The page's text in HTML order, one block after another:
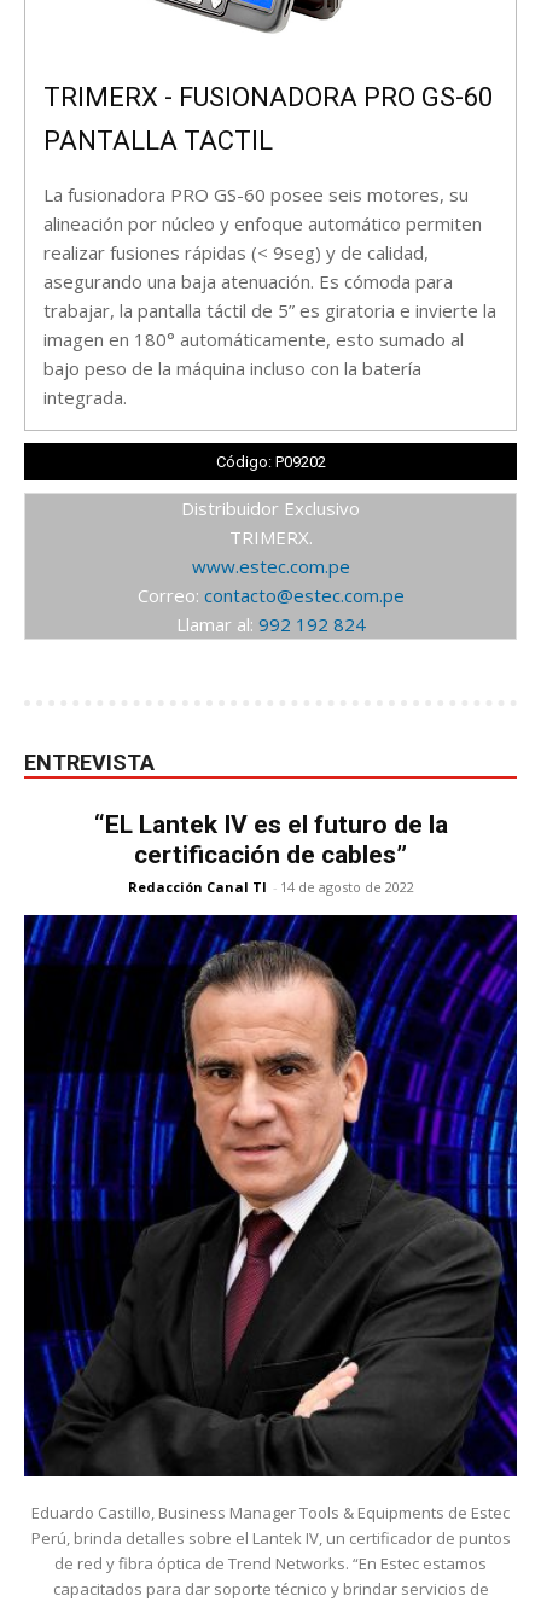
TRIMERX - FUSIONADORA PRO GS-60
PANTALLA TACTIL
La fusionadora PRO GS-60 posee seis motores, su
alineación por núcleo y enfoque automático permiten
realizar fusiones rápidas (< 9seg) y de calidad,
asegurando una baja atenuación. Es cómoda para
trabajar, la pantalla táctil de 5” es giratoria e invierte la
imagen en 180° automáticamente, esto sumado al
bajo peso de la máquina incluso con la batería
integrada.
Código: P09202
Distribuidor Exclusivo
TRIMERX.
www.estec.com.pe
Correo: contacto@estec.com.pe
Llamar al: 992 192 824
ENTREVISTA
“EL Lantek IV es el futuro de la
certificación de cables”
Redacción Canal TI - 14 de agosto de 2022
Eduardo Castillo, Business Manager Tools & Equipments de Estec
Perú, brinda detalles sobre el Lantek IV, un certificador de puntos
de red y fibra óptica de Trend Networks. “En Estec estamos
capacitados para dar soporte técnico y brindar servicios de